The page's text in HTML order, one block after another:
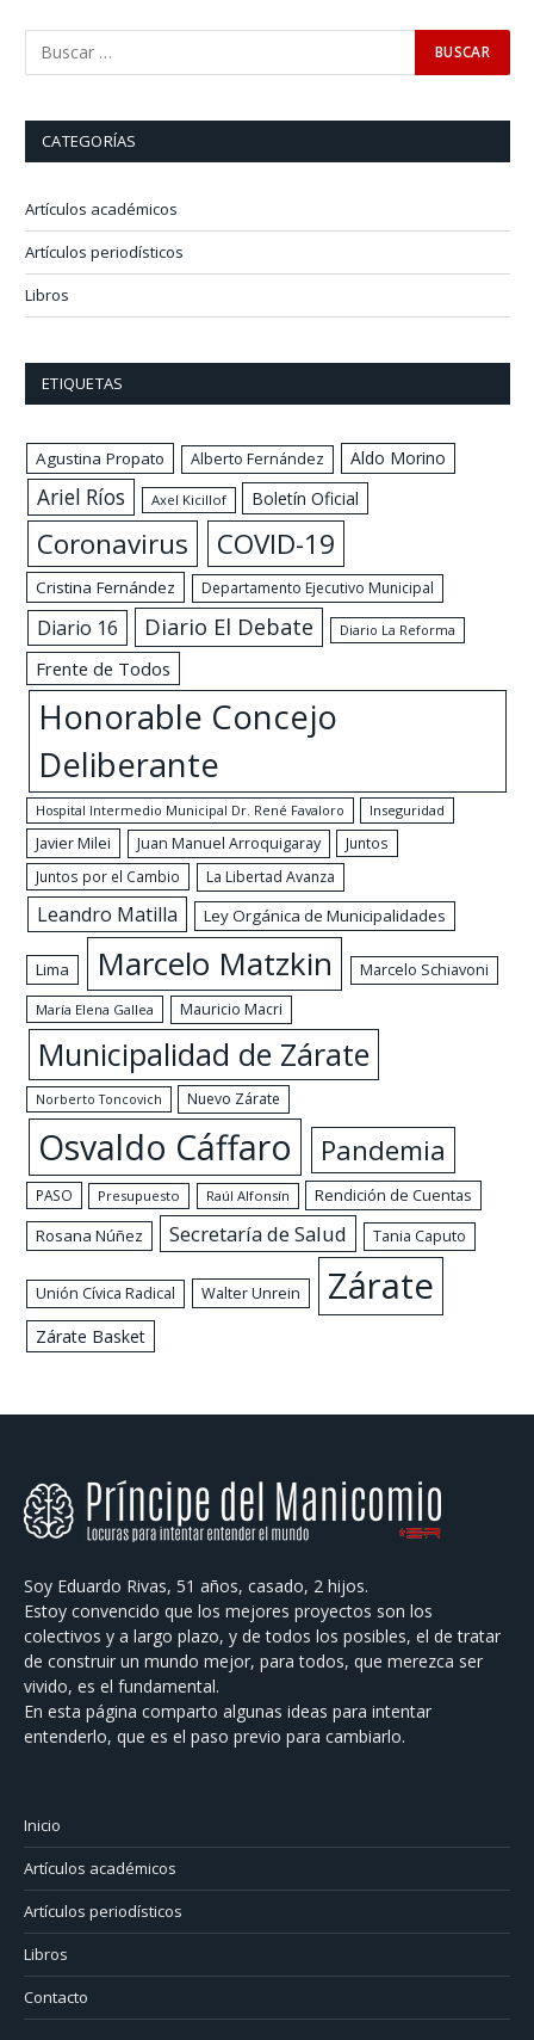
CATEGORÍAS
Artículos académicos
Artículos periodísticos
Libros
ETIQUETAS
Agustina Propato Alberto Fernández Aldo Morino
Ariel Ríos Axel Kicillof Boletín Oficial
Coronavirus COVID-19
Cristina Fernández Departamento Ejecutivo Municipal
Diario 16 Diario El Debate Diario La Reforma
Frente de Todos
Honorable Concejo
Deliberante
Hospital Intermedio Municipal Dr. René Favaloro Inseguridad
Javier Milei Juan Manuel Arroquigaray
Juntos
Juntos por el Cambio
La Libertad Avanza
Leandro Matilla Ley Orgánica de Municipalidades
Lima Marcelo Matzkin Marcelo Schiavoni
María Elena Gallea Mauricio Macri
Municipalidad de Zárate
Norberto Toncovich Nuevo Zárate
Osvaldo Cáffaro Pandemia
PASO Presupuesto Raúl Alfonsín
Rendición de Cuentas
Rosana Núñez
Secretaría de Salud Tania Caputo
Unión Cívica Radical Walter Unrein Zárate
Zárate Basket
Soy Eduardo Rivas, 51 años, casado, 2 hijos.
Estoy convencido que los mejores proyectos son los
colectivos y a largo plazo, y de todos los posibles, el de tratar
de construir un mundo mejor, para todos, que merezca ser
vivido, es el fundamental.
En esta página comparto algunas ideas para intentar
entenderlo, que es el paso previo para cambiarlo.
Inicio
Artículos académicos
Artículos periodísticos
Libros
Contacto